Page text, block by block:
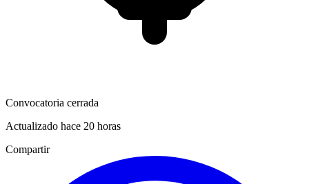
Convocatoria cerrada
Actualizado hace 20 horas
Compartir